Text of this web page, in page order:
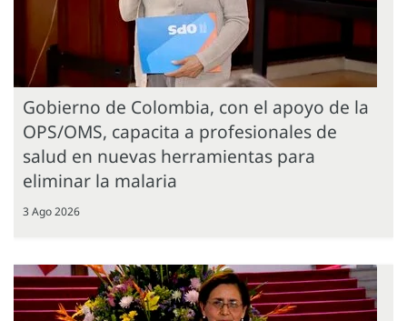
Gobierno de Colombia, con el apoyo de la
OPS/OMS, capacita a profesionales de
salud en nuevas herramientas para
eliminar la malaria
3 Ago 2026